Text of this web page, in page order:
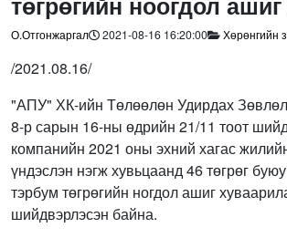
О.Отгонжаргал 2021-08-16 16:20:00 Хөрөнгийн
/2021.08.16/
"АПУ" ХК-ийн Төлөөлөн Удирдах
8-р сарын 16-ны өдрийн 21/11 тоот
компанийн 2021 оны эхний хагас
үндэслэн нэгж хувьцаанд 46 төгрөг
тэрбум төгрөгийн ногдол ашиг
шийдвэрлэсэн байна.